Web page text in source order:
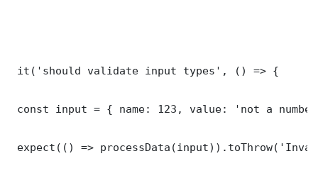
it('should validate input types', () => {
const input = { name: 123, value: 'not a
expect(() =>